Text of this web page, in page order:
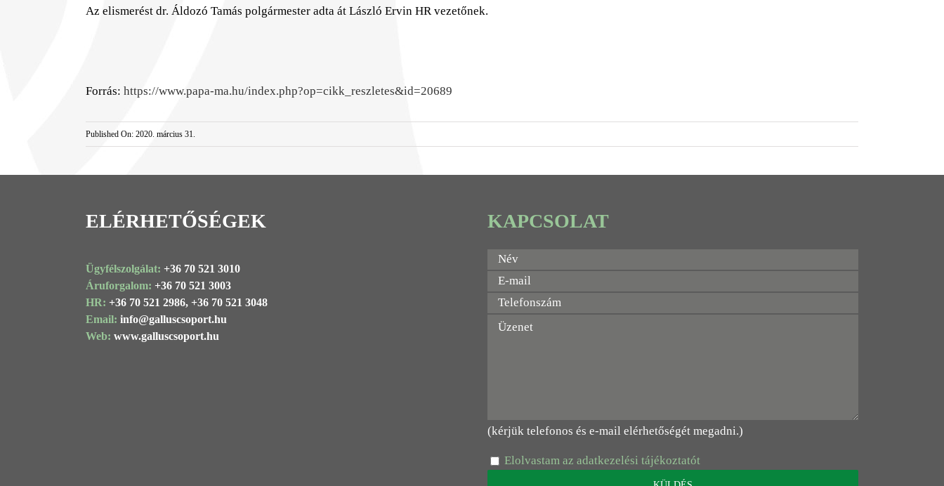
Az elismerést dr. Áldozó Tamás polgármester adta át László Ervin HR vezetőnek.
Forrás: https://www.papa-ma.hu/index.php?op=cikk_reszletes&id=20689
Published On: 2020. március 31.
ELÉRHETŐSÉGEK
Ügyfélszolgálat: +36 70 521 3010
Áruforgalom: +36 70 521 3003
HR: +36 70 521 2986, +36 70 521 3048
Email: info@galluscsoport.hu
Web: www.galluscsoport.hu
KAPCSOLAT
(kérjük telefonos és e-mail elérhetőségét megadni.)
Elolvastam az adatkezelési tájékoztatót